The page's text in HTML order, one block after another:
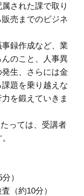
された課で取り
売までのビジネ
録作成など、業
のこと、人事異
生、さらには金
題を乗り越えな
を鍛えていきま
っては、受講者
）
（約10分）